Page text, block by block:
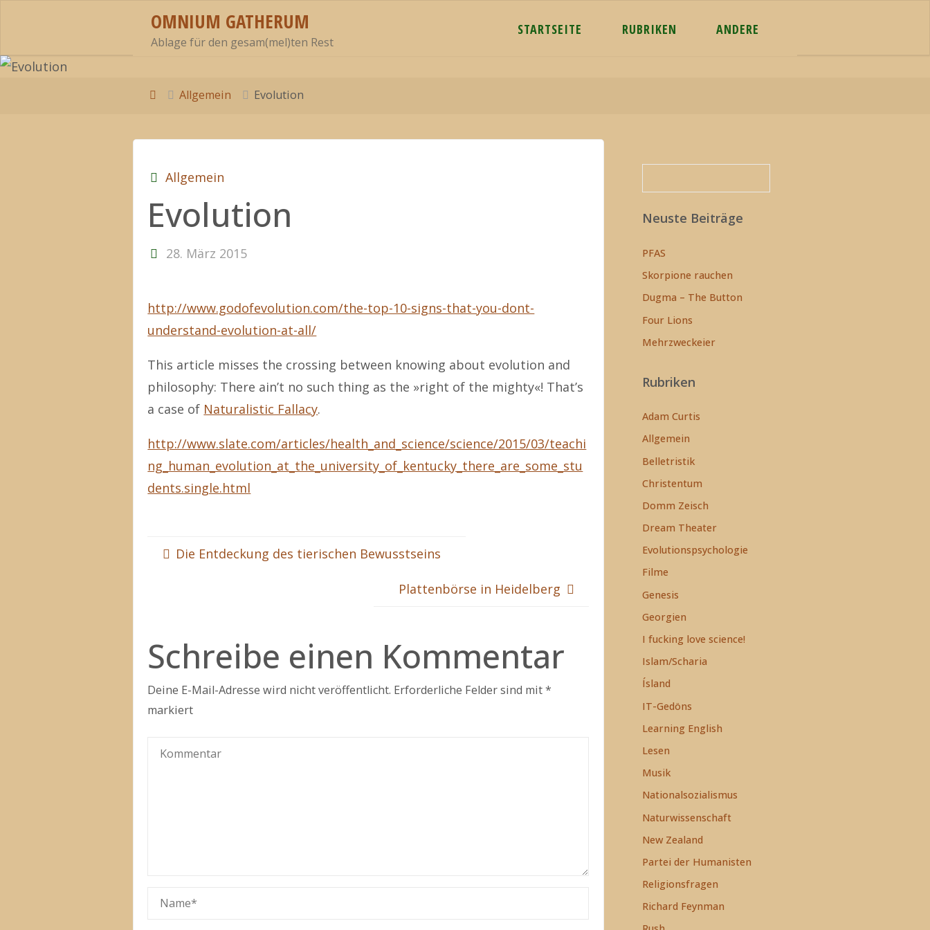
springen
OMNIUM GATHERUM
Ablage für den gesam(mel)ten Rest
STARTSEITE RUBRIKEN ANDERE
StartAllgemein Evolution
Allgemein
Evolution
28. März 2015
http://www.godofevolution.com/the-top-10-signs-that-you-dont-
understand-evolution-at-all/
This article misses the crossing between knowing about evolution and
philosophy: There ain’t no such thing as the »right of the mighty«! That’s
a case of Naturalistic Fallacy.
http://www.slate.com/articles/health_and_science/science/2015/03/teachi
ng_human_evolution_at_the_university_of_kentucky_there_are_some_stu
dents.single.html
Die Entdeckung des tierischen Bewusstseins
Plattenbörse in Heidelberg
Schreibe einen Kommentar
Deine E-Mail-Adresse wird nicht veröffentlicht. Erforderliche Felder sind mit*
markiert
Neuste Beiträge
PFAS
Skorpione rauchen
Dugma – The Button
Four Lions
Mehrzweckeier
Rubriken
Adam Curtis
Allgemein
Belletristik
Christentum
Domm Zeisch
Dream Theater
Evolutionspsychologie
Filme
Genesis
Georgien
I fucking love science!
Islam/Scharia
Ísland
IT-Gedöns
Learning English
Lesen
Musik
Nationalsozialismus
Naturwissenschaft
New Zealand
Partei der Humanisten
Religionsfragen
Richard Feynman